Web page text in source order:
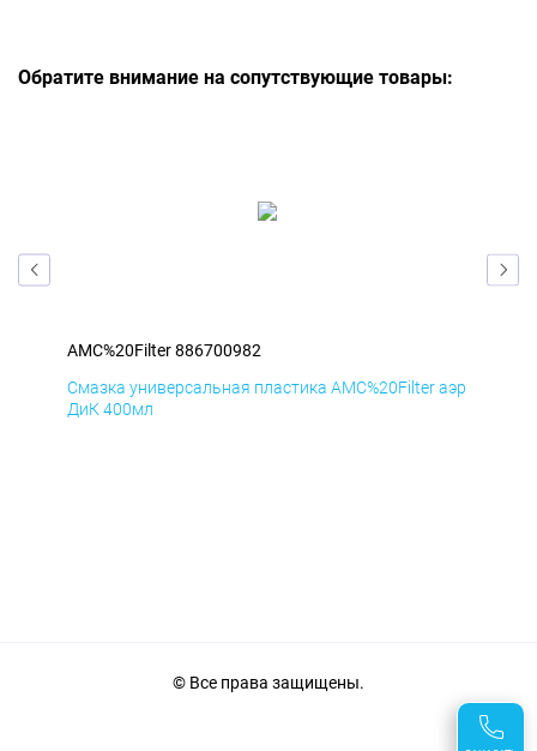
Обратите внимание на сопутствующие товары:
AMC%20Filter 886700982
Смазка универсальная пластика AMC%20Filter аэр
ДиК 400мл
© Все права защищены.